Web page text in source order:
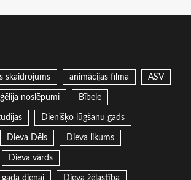
skaidrojums animācijas filma ASV
noslēpumi Bībele
Dienišķo lūgšanu gads
Dieva Dēls Dieva likums
Dieva vārds